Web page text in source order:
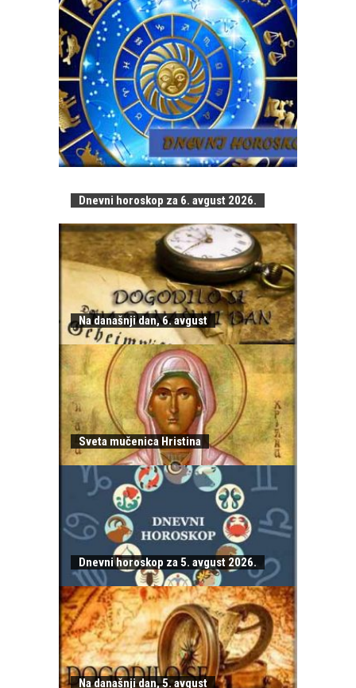
Dnevni horoskop za 6. avgust 2026.
Na današnji dan, 6. avgust
Sveta mučenica Hristina
Dnevni horoskop za 5. avgust 2026.
Na današnji dan, 5. avgust